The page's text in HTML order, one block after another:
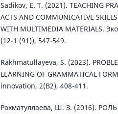
Sadikov, E. T. (2021). TEACHING
ACTS AND COMMUNICATIVE
WITH MULTIMEDIA MATERIALS.
(12-1 (91)), 547-549.
Rakhmatullayeva, S. (2023).
LEARNING OF GRAMMATICAL
innovation, 2(B2), 408-411.
Рахматуллаева, Ш. З. (2016).